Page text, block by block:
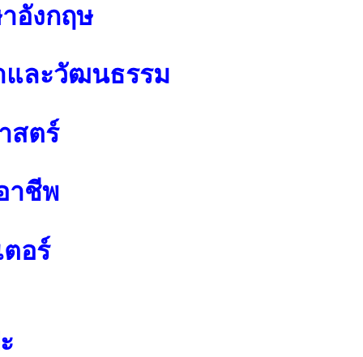
อังกฤษ
และวัฒนธรรม
สตร์
าชีพ
อร์